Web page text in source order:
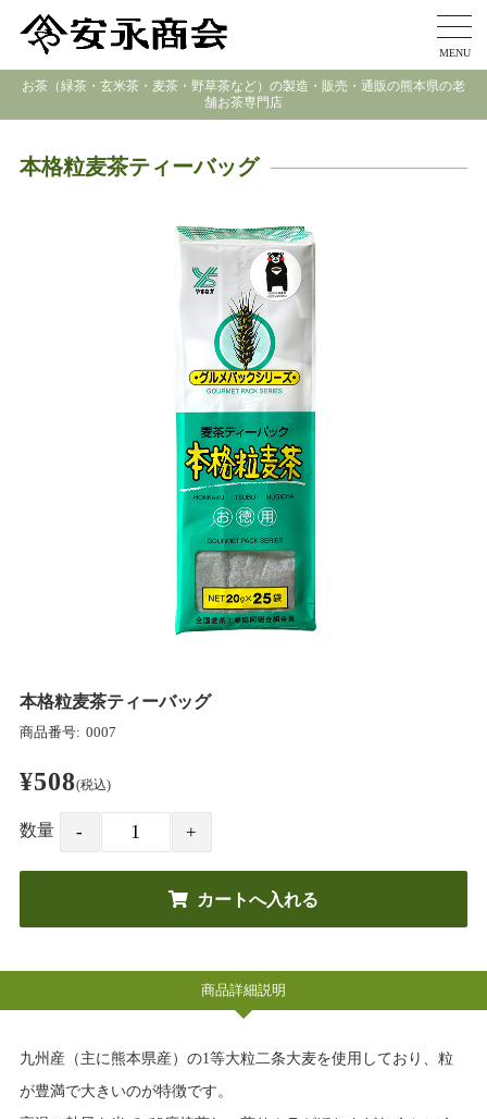
MENU
お茶（緑茶・玄米茶・麦茶・野草茶など）の製造・販売・通販の熊本県の老
舗お茶専門店
本格粒麦茶ティーバッグ
本格粒麦茶ティーバッグ
商品番号: 0007
¥508(税込)
数量
商品詳細説明
九州産（主に熊本県産）の1等大粒二条大麦を使用しており、粒
が豊満で大きいのが特徴です。